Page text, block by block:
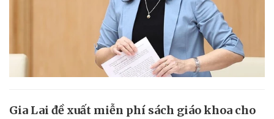
Gia Lai đề xuất miễn phí sách giáo khoa cho